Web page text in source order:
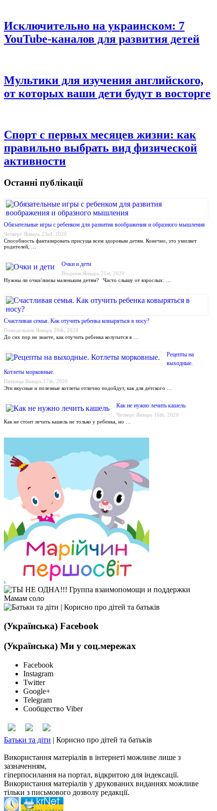
Исключительно на украинском: 7
YouTube-каналов для развития детей
Мультики для изучения английского,
от которых ваши дети будут в восторге
Спорт с первых месяцев жизни: как
правильно выбрать вид физической
активности
Останні публікації
Обязательные игры с ребенком для развития воображения и образного мышления
Четверг Январь 23rd, 2020
Способность фантазировать присуща всем здоровым детям. Конечно, это умиляет
родителей, …
Очки и дети
Вторник Январь 21st, 2020
Нужны ли очки/линзы маленьким детям? Часто слышу от взрослых: …
Счастливая семья. Как отучить ребенка ковыряться в носу?
Понедельник Январь 20th, 2020
До сих пор не знаете, как отучить ребенка колупатся в …
Рецепты на
выходные.
Котлеты морковные.
Пятница Январь 17th, 2020
Эти вкусные и полезные котлеты отлично подойдут, как для детского …
Как не нужно лечить кашель
Четверг Январь 16th, 2020
Как не стоит лечить кашель не только у ребенка, но …
(Українська) Facebook
(Українська) Ми у соц.мережах
Facebook
Instagram
Twitter
Google+
Telegram
Сообщество Viber
Батьки та діти | Корисно про дітей та батьків
Використання матеріалів в інтернеті можливе лише з
зазначенням,
гіперпосилання на портал, відкритою для індексації.
Використання матеріалів у друкованих виданнях можливе
тільки з письмового дозволу редакції.